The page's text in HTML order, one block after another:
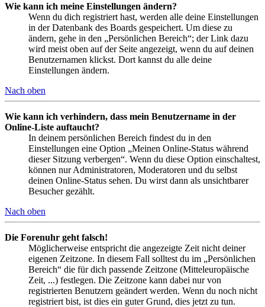
Wie kann ich meine Einstellungen ändern?
Wenn du dich registriert hast, werden alle deine Einstellungen
in der Datenbank des Boards gespeichert. Um diese zu
ändern, gehe in den „Persönlichen Bereich“; der Link dazu
wird meist oben auf der Seite angezeigt, wenn du auf deinen
Benutzernamen klickst. Dort kannst du alle deine
Einstellungen ändern.
Nach oben
Wie kann ich verhindern, dass mein Benutzername in der
Online-Liste auftaucht?
In deinem persönlichen Bereich findest du in den
Einstellungen eine Option „Meinen Online-Status während
dieser Sitzung verbergen“. Wenn du diese Option einschaltest,
können nur Administratoren, Moderatoren und du selbst
deinen Online-Status sehen. Du wirst dann als unsichtbarer
Besucher gezählt.
Nach oben
Die Forenuhr geht falsch!
Möglicherweise entspricht die angezeigte Zeit nicht deiner
eigenen Zeitzone. In diesem Fall solltest du im „Persönlichen
Bereich“ die für dich passende Zeitzone (Mitteleuropäische
Zeit, ...) festlegen. Die Zeitzone kann dabei nur von
registrierten Benutzern geändert werden. Wenn du noch nicht
registriert bist, ist dies ein guter Grund, dies jetzt zu tun.